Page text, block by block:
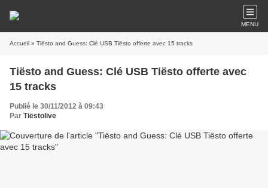
MENU
Accueil » Tiësto and Guess: Clé USB Tiësto offerte avec 15 tracks
Tiësto and Guess: Clé USB Tiësto offerte avec
15 tracks
Publié le 30/11/2012 à 09:43
Par Tiëstolive